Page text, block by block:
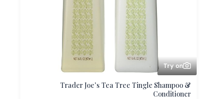
Try on
Trader Joe’s Tea Tree Tingle Shampoo &
Conditioner